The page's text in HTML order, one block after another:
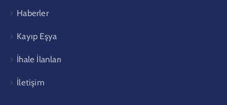
Haberler
Kayıp Eşya
İhale İlanları
İletişim